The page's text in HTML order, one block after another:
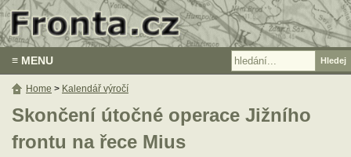
≡ MENU
Skončení útočné operace Jižního
frontu na řece Mius
Home > Kalendář výročí